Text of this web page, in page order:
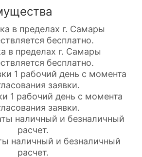
в пределах г. Самары
бесплатно.
1 рабочий день с момента
заявки.
наличный и безналичный
расчет.